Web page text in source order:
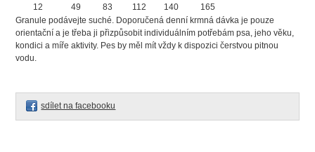
12
49 83 112 140
165
Granule podávejte suché. Doporučená denní krmná dávka je pouze
orientační a je třeba ji přizpůsobit individuálním potřebám psa, jeho věku,
kondici a míře aktivity. Pes by měl mít vždy k dispozici čerstvou pitnou
vodu.
sdílet na facebooku